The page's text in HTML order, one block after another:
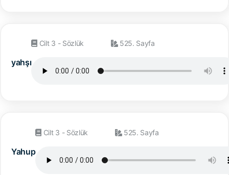
yahşı
Cilt 3 - Sözlük 525. Sayfa
Yahup
Cilt 3 - Sözlük 525. Sayfa